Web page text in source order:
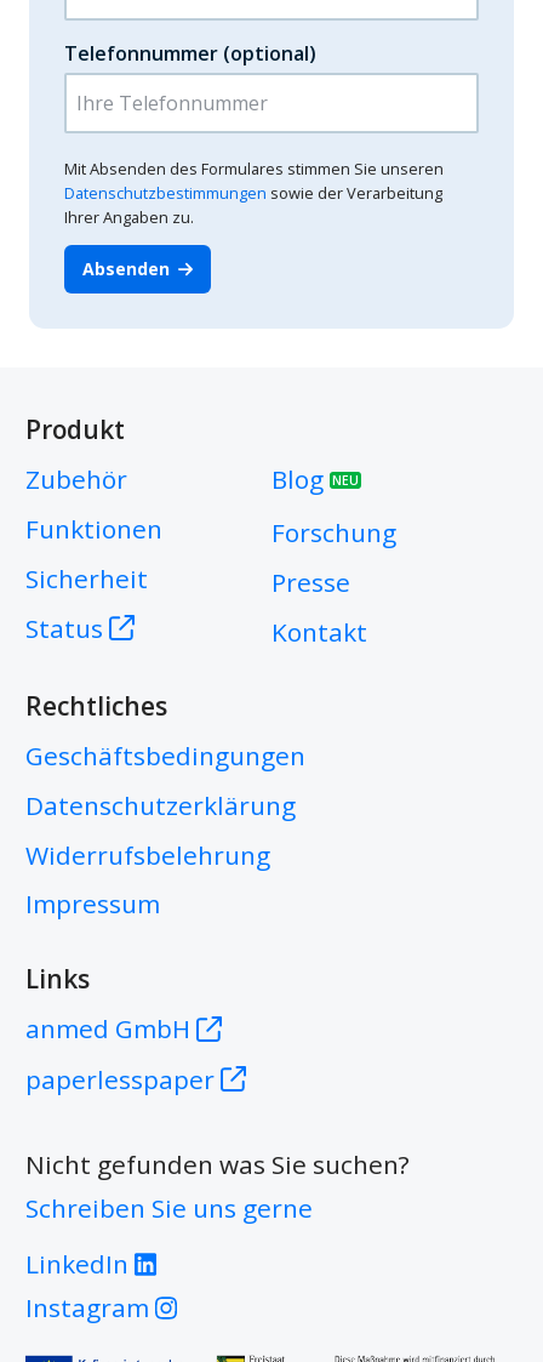
Telefonnummer (optional)
Mit Absenden des Formulares stimmen Sie unseren
Datenschutzbestimmungen sowie der Verarbeitung
Ihrer Angaben zu.
Absenden
Produkt
Zubehör
Funktionen
Sicherheit
Status
Blog NEU
Forschung
Presse
Kontakt
Rechtliches
Geschäftsbedingungen
Datenschutzerklärung
Widerrufsbelehrung
Impressum
Links
anmed GmbH
paperlesspaper
Nicht gefunden was Sie suchen?
Schreiben Sie uns gerne
LinkedIn
Instagram